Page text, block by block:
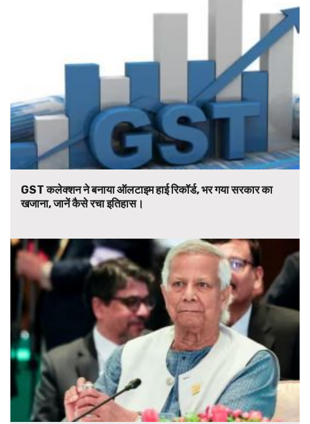
GST कलेक्शन ने बनाया ऑलटाइम हाई रिकॉर्ड, भर गया सरकार का
खजाना, जानें कैसे रचा इतिहास।